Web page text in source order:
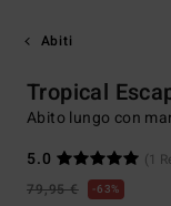
Abiti
Tropical
Abito lungo con
5.0
(1
79,95 €
63%